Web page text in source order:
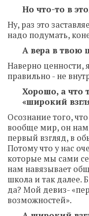
Но что-то в
Ну, раз это
надо подумать,
А вера в твою
Наверно ценности,
правильно - не
Хорошо, а что
«широкий
Осознание того,
вообще мир, он
первый взгляд, в
Потому что у нас
которые мы сами
нам навязывает
школа и так далее.
да? Мой девиз-
возможностей».